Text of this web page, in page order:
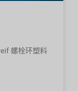
螺栓环塑料